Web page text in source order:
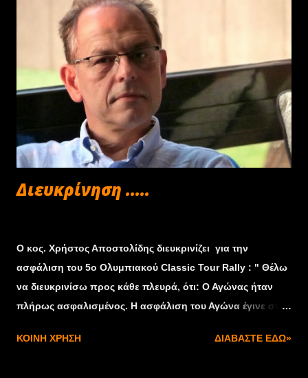
Διευκρίνηση .....
O κος. Χρήστος Αποστολίδης διευκρινίζει για την
ασφάλιση του 5ο Ολυμπιακού Classic Tour Rally : " Θέλω
να διευκρινίσω προς κάθε πλευρά, ότι: Ο Αγώνας ήταν
πλήρως ασφαλισμένος. Η ασφάλιση του Αγώνα έγινε στην
ΦΙΛΠΑ, και φυσικά, με τα ίδια στάνταρ. Δεν ζητήθηκε η
ΚΟΙΝΉ ΧΡΉΣΗ ΔΙΑΒΆΣΤΕ ΕΔΏ»